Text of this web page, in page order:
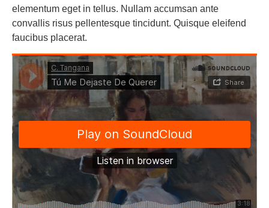
elementum eget in tellus. Nullam accumsan ante
convallis risus pellentesque tincidunt. Quisque eleifend
faucibus placerat.